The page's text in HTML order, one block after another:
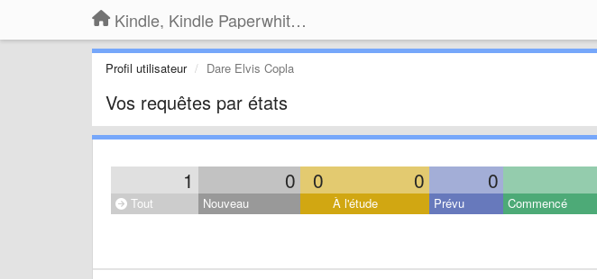
Kindle, Kindle Paperwhite, Kindle Voyage
Profil utilisateur Dare Elvis Copla
Vos requêtes par états
1 0 0 0 0
Tout Nouveau À l'étude Prévu Commencé